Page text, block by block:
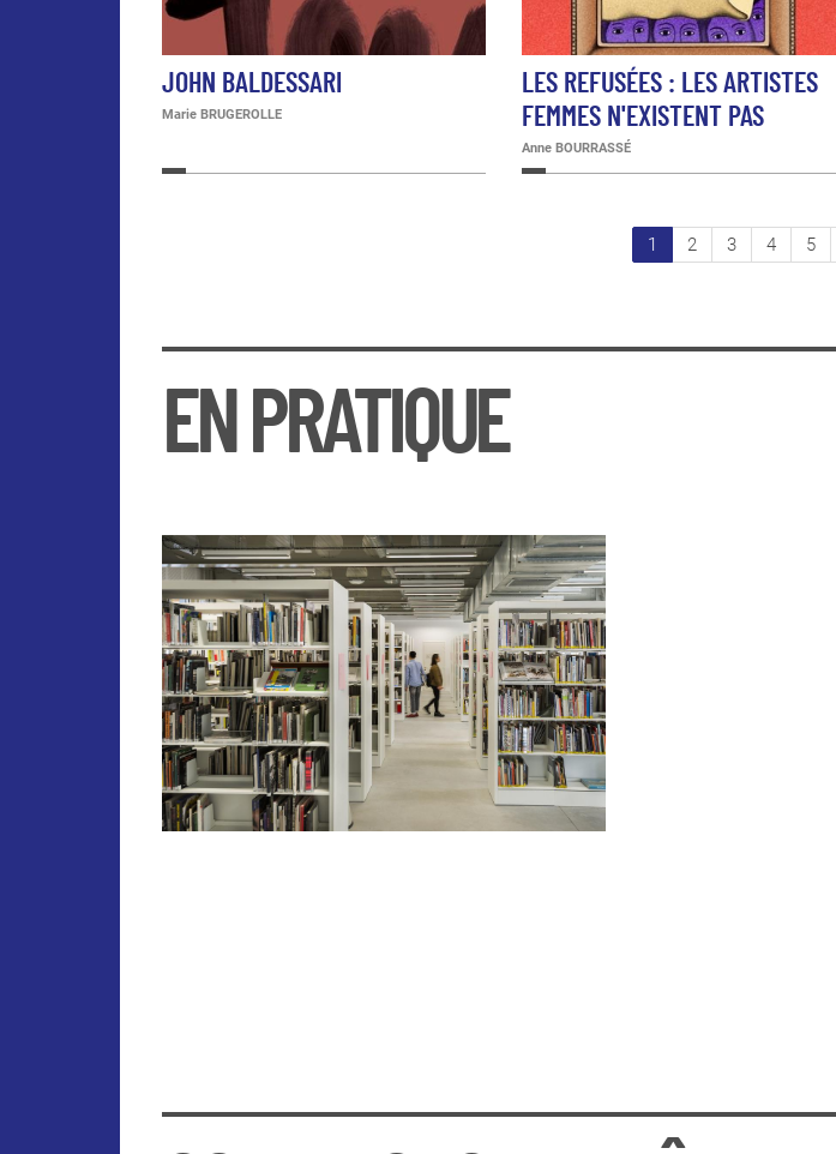
JOHN BALDESSARI
Marie BRUGEROLLE
LES REFUSÉES : LES ARTISTES
FEMMES N'EXISTENT PAS
Anne BOURRASSÉ
Page
1 Page
2 Page
3 Page
4 Page
5
EN PRATIQUE